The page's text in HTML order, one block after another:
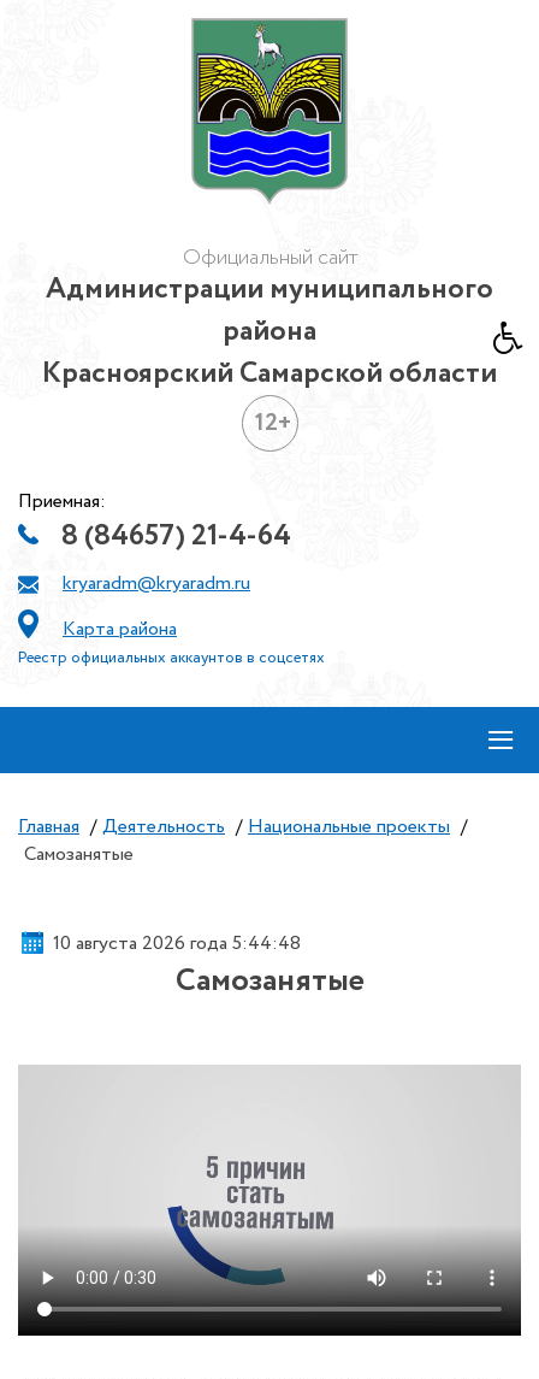
Официальный сайт
Администрации муниципального
района
Красноярский Самарской области
12+
Приемная:
8 (84657) 21-4-64
kryaradm@kryaradm.ru
Карта района
Реестр официальных аккаунтов в соцсетях
≡
Главная / Деятельность / Национальные проекты /
Самозанятые
10 августа 2026 года 5:44:49
Самозанятые